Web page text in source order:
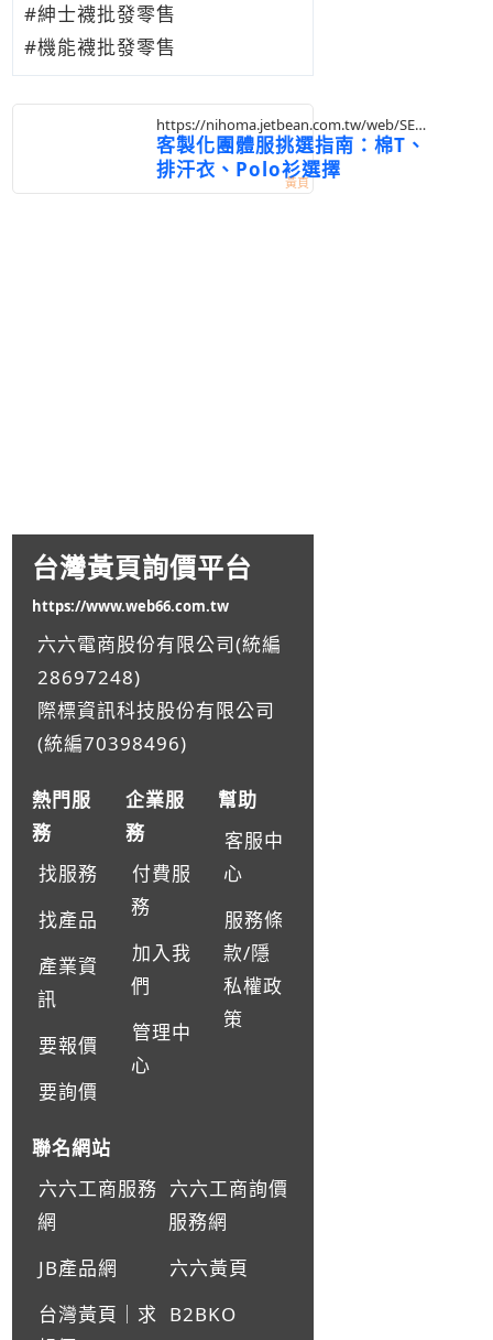
#紳士襪批發零售
#機能襪批發零售
https://nihoma.jetbean.com.tw/web/SEC?
postId=1352648
客製化團體服挑選指南：棉T、
排汗衣、Polo衫選擇
台灣黃頁詢價平台
https://www.web66.com.tw
六六電商股份有限公司(統編
28697248)
際標資訊科技股份有限公司
(統編70398496)
熱門服
務
找服務
找產品
產業資
訊
要報價
要詢價
企業服
務
付費服
務
加入我
們
管理中
心
幫助
客服中
心
服務條
款/隱
私權政
策
聯名網站
六六工商服務
網
六六工商詢價
服務網
JB產品網
六六黃頁
台灣黃頁｜求 B2BKO